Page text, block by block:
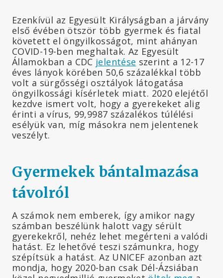
Ezenkívül az Egyesült Királyságban a járvány
első évében ötször több gyermek és fiatal
követett el öngyilkosságot, mint ahányan
COVID-19-ben meghaltak. Az Egyesült
Államokban a CDC jelentése szerint a 12-17
éves lányok körében 50,6 százalékkal több
volt a sürgősségi osztályok látogatása
öngyilkossági kísérletek miatt. 2020 elejétől
kezdve ismert volt, hogy a gyerekeket alig
érinti a vírus, 99,9987 százalékos túlélési
esélyük van, míg másokra nem jelentenek
veszélyt.
Gyermekek bántalmazása
távolról
A számok nem emberek, így amikor nagy
számban beszélünk halott vagy sérült
gyerekekről, nehéz lehet megérteni a valódi
hatást. Ez lehetővé teszi számunkra, hogy
szépítsük a hatást. Az UNICEF azonban azt
mondja, hogy 2020-ban csak Dél-Ázsiában